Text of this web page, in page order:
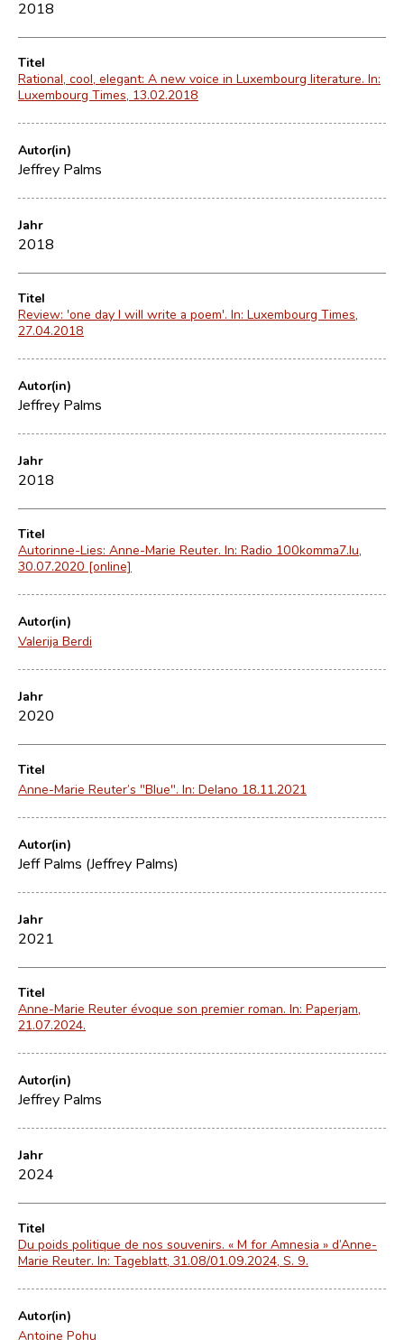
2018
Titel
Rational, cool, elegant: A new voice in Luxembourg literature. In:
Luxembourg Times, 13.02.2018
Autor(in)
Jeffrey Palms
Jahr
2018
Titel
Review: 'one day I will write a poem'. In: Luxembourg Times,
27.04.2018
Autor(in)
Jeffrey Palms
Jahr
2018
Titel
Autorinne-Lies: Anne-Marie Reuter. In: Radio 100komma7.lu,
30.07.2020 [online]
Autor(in)
Valerija Berdi
Jahr
2020
Titel
Anne-Marie Reuter’s "Blue". In: Delano 18.11.2021
Autor(in)
Jeff Palms (Jeffrey Palms)
Jahr
2021
Titel
Anne-Marie Reuter évoque son premier roman. In: Paperjam,
21.07.2024.
Autor(in)
Jeffrey Palms
Jahr
2024
Titel
Du poids politique de nos souvenirs. « M for Amnesia » d’Anne-
Marie Reuter. In: Tageblatt, 31.08/01.09.2024, S. 9.
Autor(in)
Antoine Pohu